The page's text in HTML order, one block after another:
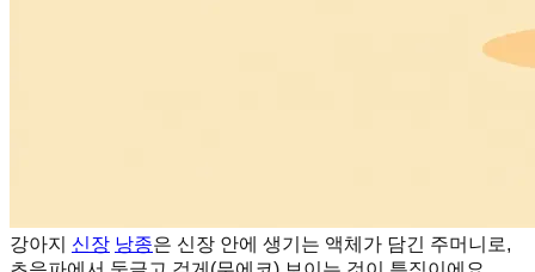
강아지 신장 낭종은 신장 안에 생기는 액체가 담긴 주머니로,